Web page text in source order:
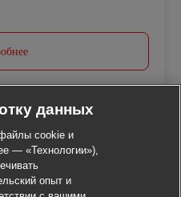
данных
cookie и
— «Технологии»),
опыт и